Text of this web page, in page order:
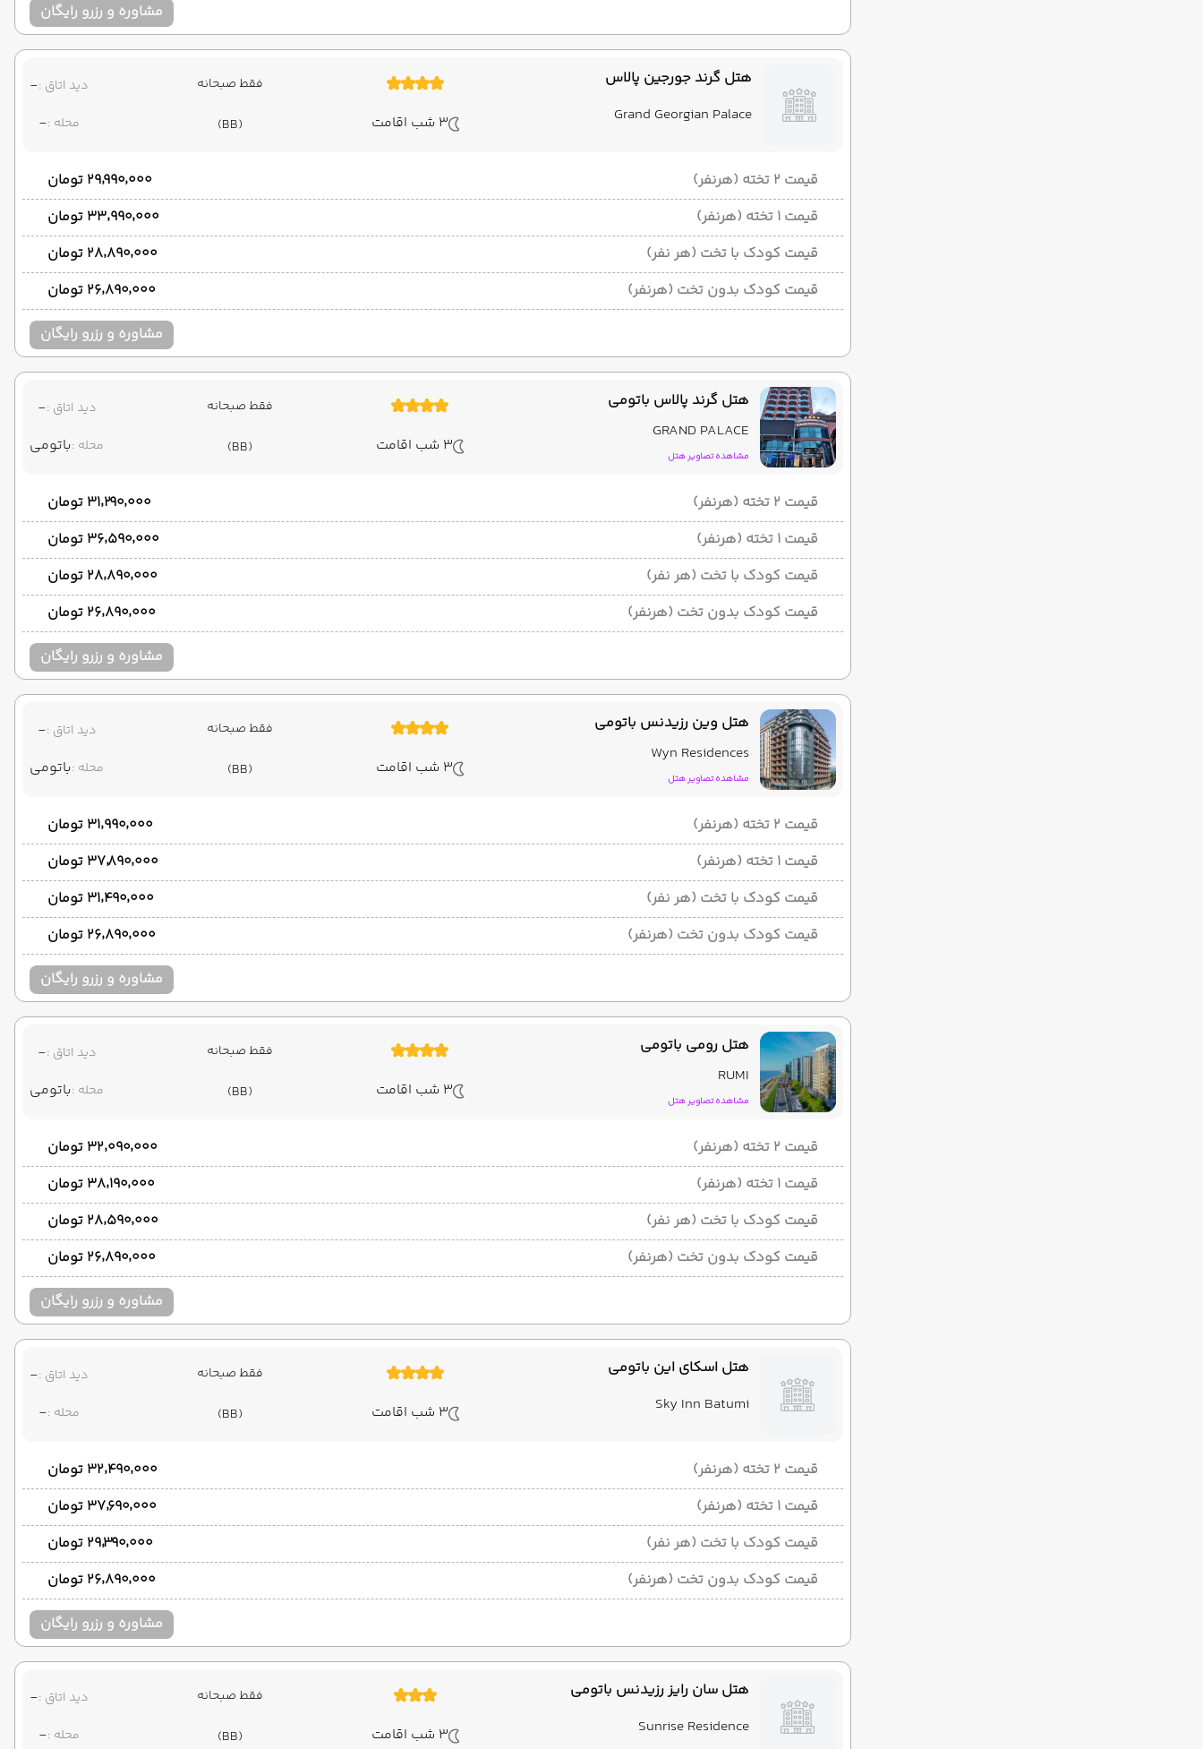
مشاوره و رزرو رایگان
هتل گرند جورجین پالاس
Grand Georgian Palace 3 شب اقامت
فقط صبحانه
(BB)
دید اتاق :-
محله :-
قیمت 2 تخته (هرنفر)
۲۹٬۹۹۰٬۰۰۰ تومان
قیمت 1 تخته (هرنفر)
۳۳٬۹۹۰٬۰۰۰ تومان
قیمت کودک با تخت (هر نفر)
۲۸٬۸۹۰٬۰۰۰ تومان
قیمت کودک بدون تخت (هرنفر)
۲۶٬۸۹۰٬۰۰۰ تومان
مشاوره و رزرو رایگان
هتل گرند پالاس باتومی
GRAND PALACE
مشاهده تصاویر هتل 3 شب اقامت
فقط صبحانه
(BB)
دید اتاق :-
محله :باتومی
قیمت 2 تخته (هرنفر)
۳۱٬۲۹۰٬۰۰۰ تومان
قیمت 1 تخته (هرنفر)
۳۶٬۵۹۰٬۰۰۰ تومان
قیمت کودک با تخت (هر نفر)
۲۸٬۸۹۰٬۰۰۰ تومان
قیمت کودک بدون تخت (هرنفر)
۲۶٬۸۹۰٬۰۰۰ تومان
مشاوره و رزرو رایگان
هتل وین رزیدنس باتومی
Wyn Residences
مشاهده تصاویر هتل 3 شب اقامت
فقط صبحانه
(BB)
دید اتاق :-
محله :باتومی
قیمت 2 تخته (هرنفر)
۳۱٬۹۹۰٬۰۰۰ تومان
قیمت 1 تخته (هرنفر)
۳۷٬۸۹۰٬۰۰۰ تومان
قیمت کودک با تخت (هر نفر)
۳۱٬۴۹۰٬۰۰۰ تومان
قیمت کودک بدون تخت (هرنفر)
۲۶٬۸۹۰٬۰۰۰ تومان
مشاوره و رزرو رایگان
هتل رومی باتومی
RUMI
مشاهده تصاویر هتل 3 شب اقامت
فقط صبحانه
(BB)
دید اتاق :-
محله :باتومی
قیمت 2 تخته (هرنفر)
۳۲٬۰۹۰٬۰۰۰ تومان
قیمت 1 تخته (هرنفر)
۳۸٬۱۹۰٬۰۰۰ تومان
قیمت کودک با تخت (هر نفر)
۲۸٬۵۹۰٬۰۰۰ تومان
قیمت کودک بدون تخت (هرنفر)
۲۶٬۸۹۰٬۰۰۰ تومان
مشاوره و رزرو رایگان
هتل اسکای این باتومی
Sky Inn Batumi
3 شب اقامت
فقط صبحانه
(BB)
دید اتاق :-
محله :-
قیمت 2 تخته (هرنفر)
۳۲٬۴۹۰٬۰۰۰ تومان
قیمت 1 تخته (هرنفر)
۳۷٬۶۹۰٬۰۰۰ تومان
قیمت کودک با تخت (هر نفر)
۲۹٬۳۹۰٬۰۰۰ تومان
قیمت کودک بدون تخت (هرنفر)
۲۶٬۸۹۰٬۰۰۰ تومان
مشاوره و رزرو رایگان
هتل سان رایز رزیدنس باتومی
Sunrise Residence
3 شب اقامت
فقط صبحانه
(BB)
دید اتاق :-
محله :-